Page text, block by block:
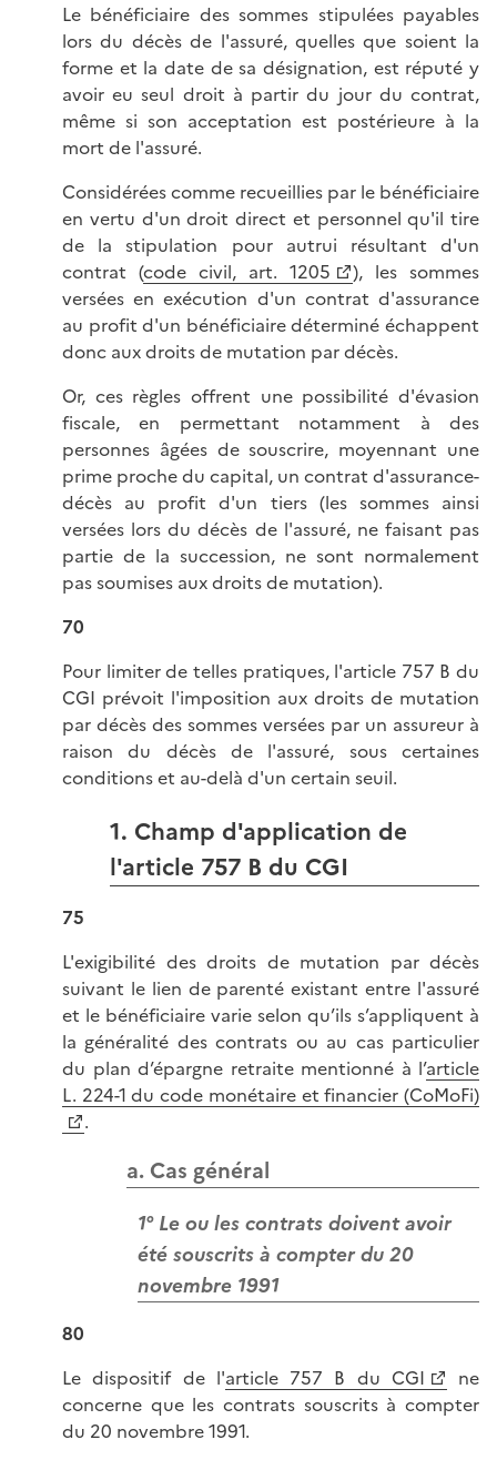
Le bénéficiaire des sommes stipulées payables
lors du décès de l'assuré, quelles que soient la
forme et la date de sa désignation, est réputé y
avoir eu seul droit à partir du jour du contrat,
même si son acceptation est postérieure à la
mort de l'assuré.
Considérées comme recueillies par le bénéficiaire
en vertu d'un droit direct et personnel qu'il tire
de la stipulation pour autrui résultant d'un
contrat (code civil, art. 1205
), les sommes
versées en exécution d'un contrat d'assurance
au profit d'un bénéficiaire déterminé échappent
donc aux droits de mutation par décès.
Or, ces règles offrent une possibilité d'évasion
fiscale, en permettant notamment à des
personnes âgées de souscrire, moyennant une
prime proche du capital, un contrat d'assurance-
décès au profit d'un tiers (les sommes ainsi
versées lors du décès de l'assuré, ne faisant pas
partie de la succession, ne sont normalement
pas soumises aux droits de mutation).
70
Pour limiter de telles pratiques, l'article 757 B du
CGI prévoit l'imposition aux droits de mutation
par décès des sommes versées par un assureur à
raison du décès de l'assuré, sous certaines
conditions et au-delà d'un certain seuil.
1. Champ d'application de
l'article 757 B du CGI
75
L'exigibilité des droits de mutation par décès
suivant le lien de parenté existant entre l'assuré
et le bénéficiaire varie selon qu’ils s’appliquent à
la généralité des contrats ou au cas particulier
du plan d’épargne retraite mentionné à l’article
L. 224-1 du code monétaire et financier (CoMoFi)
.
a. Cas général
1° Le ou les contrats doivent avoir
été souscrits à compter du 20
novembre 1991
80
Le dispositif de l'article 757 B du CGI
ne
concerne que les contrats souscrits à compter
du 20 novembre 1991.